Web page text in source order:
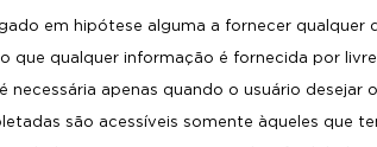
em hipótese alguma a fornecer qualquer
que qualquer informação é fornecida por
apenas quando o usuário desejar
são acessíveis somente àqueles que